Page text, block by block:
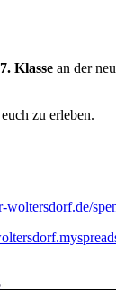
Klasse an der
zu erleben.